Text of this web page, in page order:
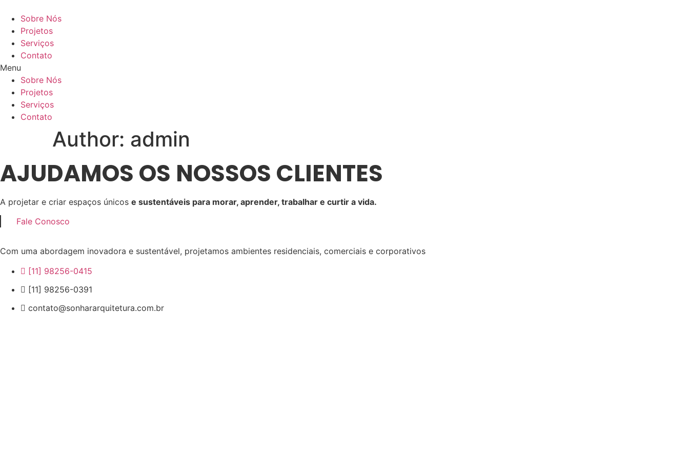
content
Sobre Nós
Projetos
Serviços
Contato
Menu
Sobre Nós
Projetos
Serviços
Contato
Author: admin
AJUDAMOS OS NOSSOS CLIENTES
A projetar e criar espaços únicos e sustentáveis para morar, aprender, trabalhar e curtir a vida.
Fale Conosco
Com uma abordagem inovadora e sustentável, projetamos ambientes residenciais, comerciais e corporativos
[11] 98256-0415
[11] 98256-0391
contato@sonhararquitetura.com.br